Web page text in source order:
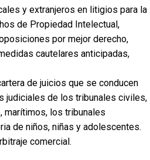
y extranjeros en litigios para la
de Propiedad Intelectual,
por mejor derecho,
cautelares anticipadas,
de juicios que se conducen
judiciales de los tribunales civiles,
marítimos, los tribunales
de niños, niñas y adolescentes.
comercial.